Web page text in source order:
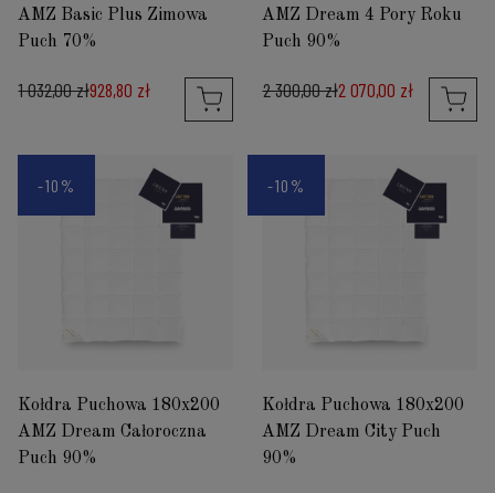
AMZ Basic Plus Zimowa
Puch 70%
1 032,00 zł928,80 zł
AMZ Dream 4 Pory Roku
Puch 90%
2 300,00 zł2 070,00 zł
Kołdra Puchowa 180x200
AMZ Dream Całoroczna
Puch 90%
-10%
Kołdra Puchowa 180x200
AMZ Dream City Puch
90%
-10%